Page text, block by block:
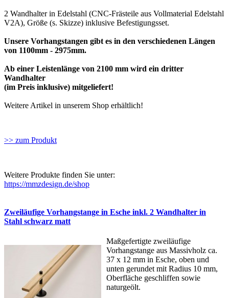
2 Wandhalter in Edelstahl (CNC-Frästeile aus Vollmaterial Edelstahl
V2A), Größe (s. Skizze) inklusive Befestigungsset.
Unsere Vorhangstangen gibt es in den verschiedenen Längen
von 1100mm - 2975mm.
Ab einer Leistenlänge von 2100 mm wird ein dritter
Wandhalter
(im Preis inklusive) mitgeliefert!
Weitere Artikel in unserem Shop erhältlich!
>> zum Produkt
Weitere Produkte finden Sie unter:
https://mmzdesign.de/shop
Zweiläufige Vorhangstange in Esche inkl. 2 Wandhalter in
Stahl schwarz matt
Maßgefertigte zweiläufige
Vorhangstange aus Massivholz ca.
37 x 12 mm in Esche, oben und
unten gerundet mit Radius 10 mm,
Oberfläche geschliffen sowie
naturgeölt.